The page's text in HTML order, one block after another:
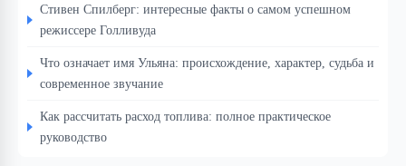
Стивен Спилберг: интересные факты о самом успешном
режиссере Голливуда
Что означает имя Ульяна: происхождение, характер, судьба и
современное звучание
Как рассчитать расход топлива: полное практическое
руководство